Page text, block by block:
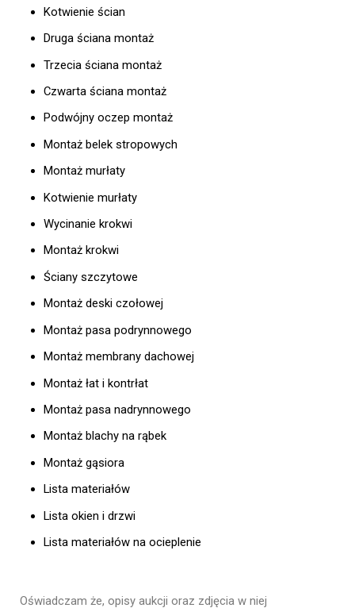
Kotwienie ścian
Druga ściana montaż
Trzecia ściana montaż
Czwarta ściana montaż
Podwójny oczep montaż
Montaż belek stropowych
Montaż murłaty
Kotwienie murłaty
Wycinanie krokwi
Montaż krokwi
Ściany szczytowe
Montaż deski czołowej
Montaż pasa podrynnowego
Montaż membrany dachowej
Montaż łat i kontrłat
Montaż pasa nadrynnowego
Montaż blachy na rąbek
Montaż gąsiora
Lista materiałów
Lista okien i drzwi
Lista materiałów na ocieplenie
Oświadczam że, opisy aukcji oraz zdjęcia w niej